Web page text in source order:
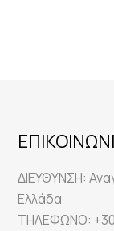
ΔΙΕΥΘΥΝΣΗ:
Ελλάδα
ΤΗΛΕΦΩΝΟ: